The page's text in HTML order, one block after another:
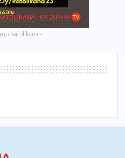
Katolikana -